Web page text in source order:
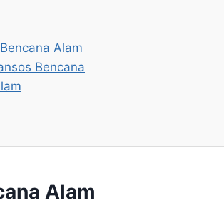
Alam
Bencana
Alam